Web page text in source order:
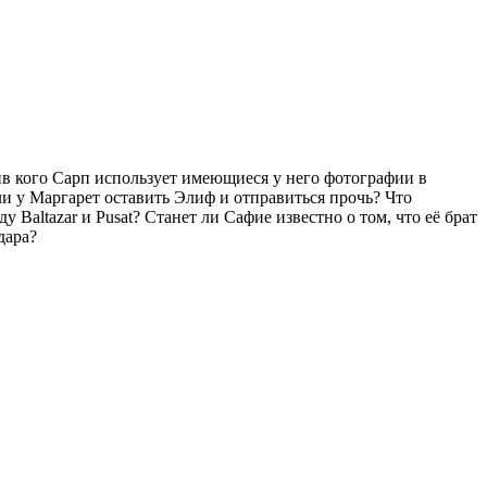
кого Сарп использует имеющиеся у него фотографии в
у Маргарет оставить Элиф и отправиться прочь? Что
Baltazar и Pusat? Станет ли Сафие известно о том, что её брат